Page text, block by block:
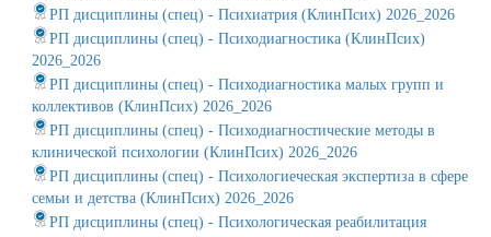
РП дисциплины (спец) - Психиатрия (КлинПсих) 2026_2026
РП дисциплины (спец) - Психодиагностика (КлинПсих)
2026_2026
РП дисциплины (спец) - Психодиагностика малых групп и
коллективов (КлинПсих) 2026_2026
РП дисциплины (спец) - Психодиагностические методы в
клинической психологии (КлинПсих) 2026_2026
РП дисциплины (спец) - Психологиеческая экспертиза в сфере
семьи и детства (КлинПсих) 2026_2026
РП дисциплины (спец) - Психологическая реабилитация